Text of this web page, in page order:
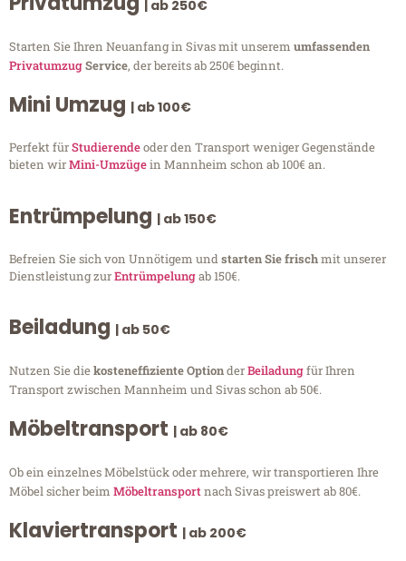
| ab 250€
Starten Sie Ihren Neuanfang in Sivas mit unserem umfassenden
PrivatumzugService, der bereits ab 250€ beginnt.
Mini Umzug | ab 100€
Perfekt fürStudierendeoder den Transport weniger Gegenstände
bieten wirMini-Umzügein Mannheim schon ab 100€ an.
Entrümpelung | ab 150€
Befreien Sie sich von Unnötigem undstarten Sie frischmit unserer
Dienstleistung zurEntrümpelungab 150€.
Beiladung | ab 50€
Nutzen Sie diekosteneffiziente OptionderBeiladungfür Ihren
Transport zwischen Mannheim und Sivas schon ab 50€.
Möbeltransport | ab 80€
Ob ein einzelnes Möbelstück oder mehrere, wir transportieren Ihre
Möbel sicher beim Möbeltransportnach Sivas preiswert ab 80€.
Klaviertransport | ab 200€